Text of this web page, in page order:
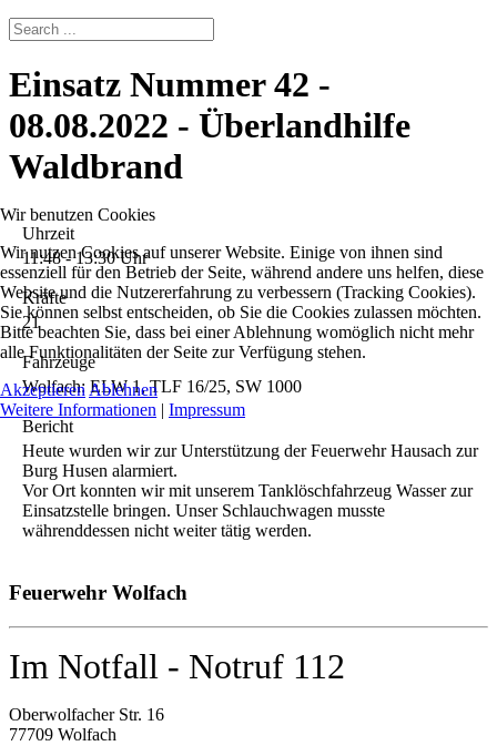
Einsatz Nummer 42 -
08.08.2022 - Überlandhilfe
Waldbrand
Uhrzeit
11:48 - 13:30 Uhr
Kräfte
21
Fahrzeuge
Wolfach: ELW 1, TLF 16/25, SW 1000
Bericht
Heute wurden wir zur Unterstützung der Feuerwehr Hausach zur
Burg Husen alarmiert.
Vor Ort konnten wir mit unserem Tanklöschfahrzeug Wasser zur
Einsatzstelle bringen. Unser Schlauchwagen musste
währenddessen nicht weiter tätig werden.
Feuerwehr Wolfach
Im Notfall - Notruf 112
Oberwolfacher Str. 16
77709 Wolfach
Wir benutzen Cookies
Wir nutzen Cookies auf unserer Website. Einige von ihnen sind
essenziell für den Betrieb der Seite, während andere uns helfen, diese
Website und die Nutzererfahrung zu verbessern (Tracking Cookies).
Sie können selbst entscheiden, ob Sie die Cookies zulassen möchten.
Bitte beachten Sie, dass bei einer Ablehnung womöglich nicht mehr
alle Funktionalitäten der Seite zur Verfügung stehen.
Akzeptieren Ablehnen
Weitere Informationen | Impressum